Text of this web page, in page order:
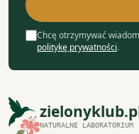
Chcę otrzymywać
politykę prywatności.
NATURALNE LABORATORIUM